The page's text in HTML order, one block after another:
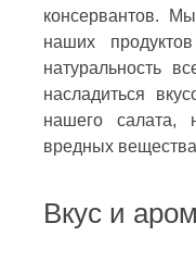
консервантов.
наших
натуральность
насладиться
нашего салата,
вредных
Вкус и